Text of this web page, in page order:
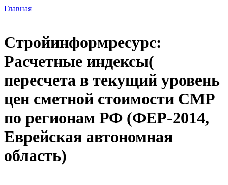
Главная
Стройинформресурс:
Расчетные индексы(
пересчета в текущий уровень
цен сметной стоимости СМР
по регионам РФ (ФЕР-2014,
Еврейская автономная
область)